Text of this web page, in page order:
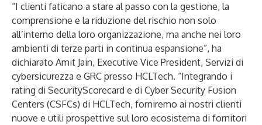
“I clienti faticano a stare al passo con la gestione, la
comprensione e la riduzione del rischio non solo
all’interno della loro organizzazione, ma anche nei loro
ambienti di terze parti in continua espansione”, ha
dichiarato Amit Jain, Executive Vice President, Servizi di
cybersicurezza e GRC presso HCLTech. “Integrando i
rating di SecurityScorecard e di Cyber Security Fusion
Centers (CSFCs) di HCLTech, forniremo ai nostri clienti
nuove e utili prospettive sul loro ecosistema di fornitori